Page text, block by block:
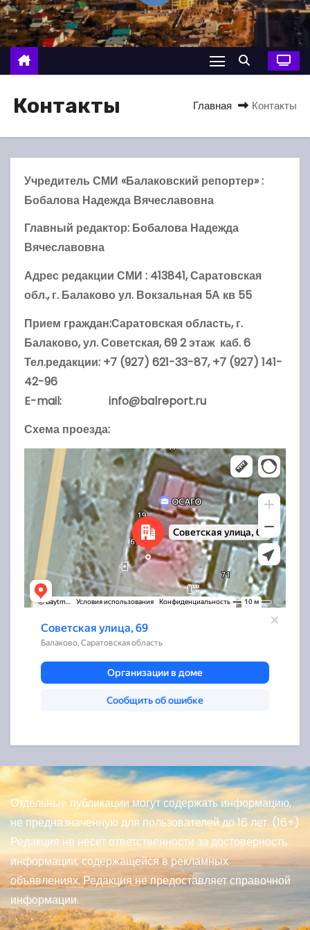
о
м
у
Контакты Главная Контакты
Учредитель СМИ «Балаковский репортер» :
Бобалова Надежда Вячеславовна
Главный редактор: Бобалова Надежда
Вячеславовна
Адрес редакции СМИ : 413841, Саратовская
обл., г. Балаково ул. Вокзальная 5А кв 55
Прием граждан:Саратовская область, г.
Балаково,ул. Советская, 69 2 этаж каб. 6
Тел.редакции: +7 (927) 621-33-87, +7 (927) 141-
42-96
E-mail: info@balreport.ru
Схема проезда:
Балаково
Советская улица, 69 — Яндекс.Карты
Отдельные публикации могут содержать информацию,
не предназначенную для пользователей до 16 лет. (16+)
Редакция не несет ответственности за достоверность
информации, содержащейся в рекламных
объявлениях. Редакция не предоставляет справочной
информации.